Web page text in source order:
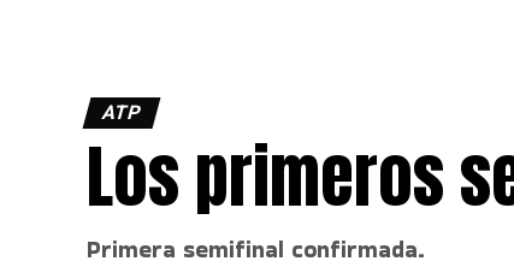
ATP
Los primeros
Primera semifinal confirmada.